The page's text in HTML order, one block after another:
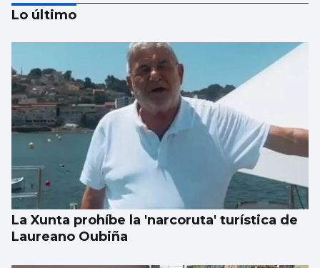
EEUU ve posible llegar a un acuerdo
inminente con Irán
Lo último
La Xunta prohíbe la 'narcoruta' turística de
Laureano Oubiña